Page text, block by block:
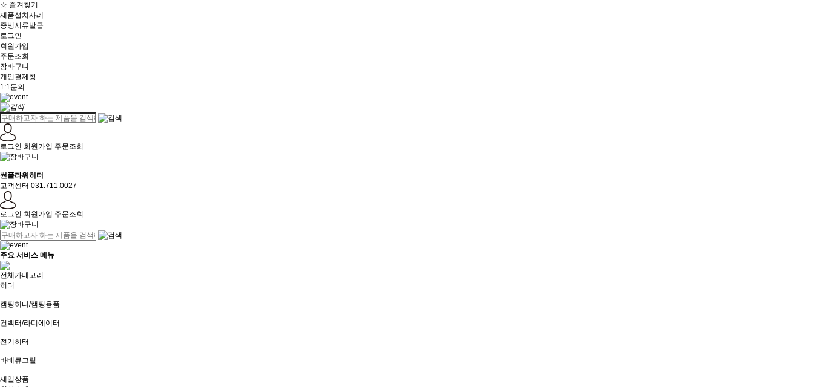
☆ 즐겨찾기
제품설치사례
증빙서류발급
로그인
회원가입
주문조회
장바구니
개인결제창
1:1문의
로그인 회원가입 주문조회
썬플라워히터
고객센터 031.711.0027
로그인 회원가입 주문조회
주요 서비스 메뉴
전체카테고리
히터
캠핑히터/캠핑용품
컨벡터/라디에이터
전기히터
바베큐그릴
세일상품